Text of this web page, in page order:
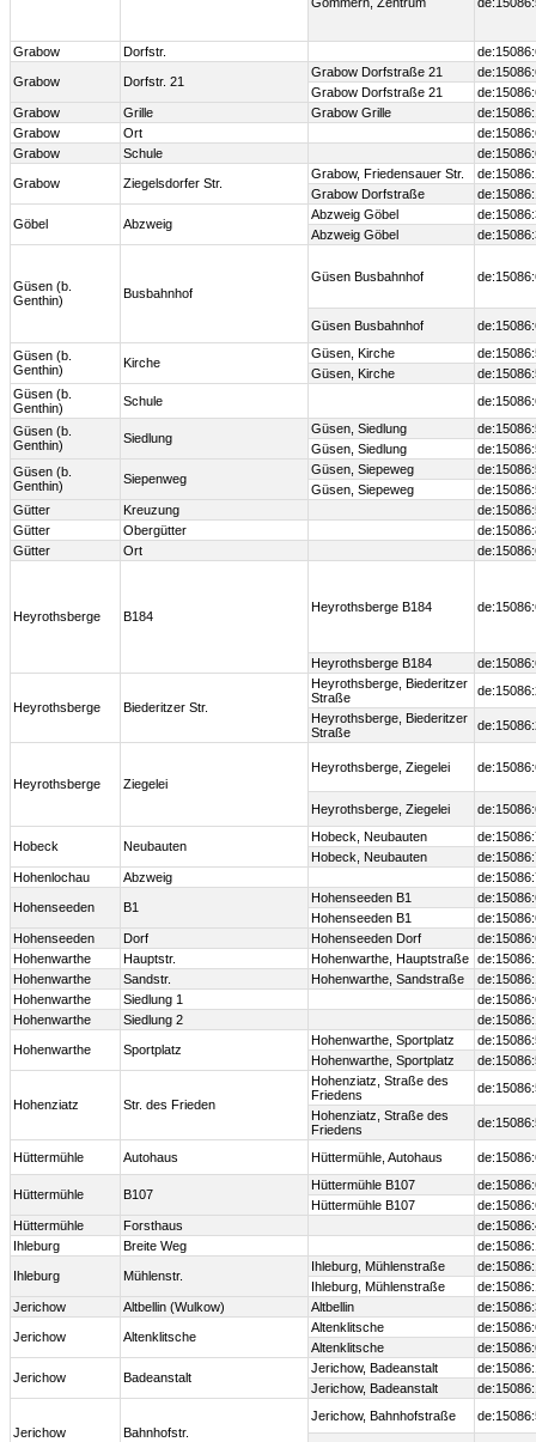
Grabow Dorfstr.
Grabow Dorfstr. 21
Grabow Dorfstraße 21
Grabow Dorfstraße 21
Grabow
Grille Grabow Grille
Grabow
Ort
Grabow
Schule
Grabow Ziegelsdorfer Str.
Grabow, Friedensauer Str.
Grabow Dorfstraße
Göbel Abzweig
Abzweig Göbel
Abzweig Göbel
Güsen (b.
Genthin)
Busbahnhof
Güsen Busbahnhof
Güsen Busbahnhof
Güsen (b.
Genthin)
Kirche
Güsen, Kirche
Güsen, Kirche
Güsen (b.
Genthin)
Schule
Güsen (b.
Genthin)
Siedlung
Güsen, Siedlung
Güsen, Siedlung
Güsen (b.
Genthin)
Siepenweg
Güsen, Siepeweg
Güsen, Siepeweg
Gütter
Kreuzung
Gütter
Obergütter
Gütter
Ort
Heyrothsberge B184
Heyrothsberge B184
Heyrothsberge B184
Heyrothsberge Biederitzer Str.
Heyrothsberge, Biederitzer
Straße
Heyrothsberge, Biederitzer
Straße
Heyrothsberge Ziegelei
Heyrothsberge, Ziegelei
Heyrothsberge, Ziegelei
Hobeck Neubauten
Hobeck, Neubauten
Hobeck, Neubauten
Hohenlochau
Abzweig
Hohenseeden B1
Hohenseeden B1
Hohenseeden B1
Hohenseeden
Dorf Hohenseeden Dorf
Hohenwarthe
Hauptstr. Hohenwarthe, Hauptstraße
Hohenwarthe
Sandstr. Hohenwarthe, Sandstraße
Hohenwarthe
Siedlung 1
Hohenwarthe
Siedlung 2
Hohenwarthe Sportplatz
Hohenwarthe, Sportplatz
Hohenwarthe, Sportplatz
Hohenziatz Str. des Frieden
Hohenziatz, Straße des
Friedens
Hohenziatz, Straße des
Friedens
Hüttermühle Autohaus Hüttermühle, Autohaus
Hüttermühle B107
Hüttermühle B107
Hüttermühle B107
Hüttermühle
Forsthaus
Ihleburg
Breite Weg
Ihleburg Mühlenstr.
Ihleburg, Mühlenstraße
Ihleburg, Mühlenstraße
Jerichow
Altbellin (Wulkow) Altbellin
Jerichow Altenklitsche
Altenklitsche
Altenklitsche
Jerichow Badeanstalt
Jerichow, Badeanstalt
Jerichow, Badeanstalt
Jerichow Bahnhofstr.
Jerichow, Bahnhofstraße